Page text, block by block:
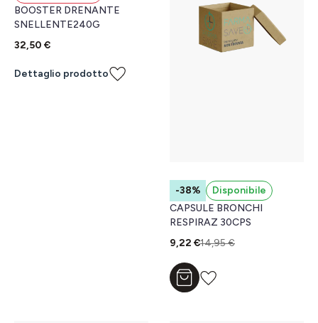
BOOSTER DRENANTE
SNELLENTE240G
32,50 €
Dettaglio prodotto
-38%
Disponibile
CAPSULE BRONCHI
RESPIRAZ 30CPS
9,22 €14,95 €
Aggiungi al carrello